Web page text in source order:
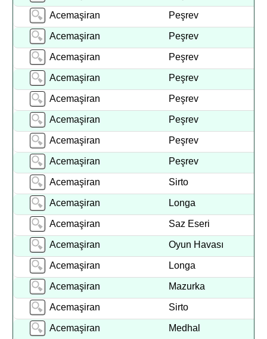
Acemaşiran Peşrev
Acemaşiran Peşrev
Acemaşiran Peşrev
Acemaşiran Peşrev
Acemaşiran Peşrev
Acemaşiran Peşrev
Acemaşiran Peşrev
Acemaşiran Peşrev
Acemaşiran Sirto
Acemaşiran Longa
Acemaşiran Saz Eseri
Acemaşiran Oyun Havası
Acemaşiran Longa
Acemaşiran Mazurka
Acemaşiran Sirto
Acemaşiran Medhal